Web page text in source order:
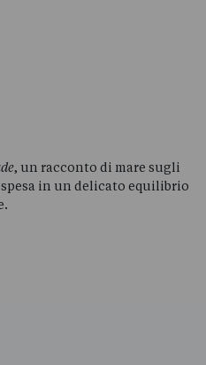
, un racconto di mare sugli
in un delicato equilibrio